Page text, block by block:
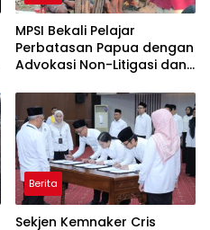
MPSI Bekali Pelajar
Perbatasan Papua dengan
Advokasi Non-Litigasi dan
Berita
Sekjen Kemnaker Cris